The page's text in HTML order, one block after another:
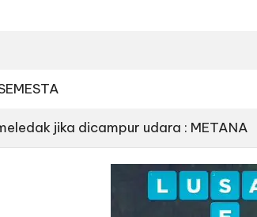
jika dicampur udara : METANA